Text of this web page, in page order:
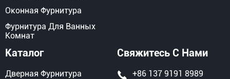
Оконная Фурнитура
Фурнитура Для Ванных
Комнат
Каталог
Дверная Фурнитура
Свяжитесь С Нами
+86 137 9191 8989